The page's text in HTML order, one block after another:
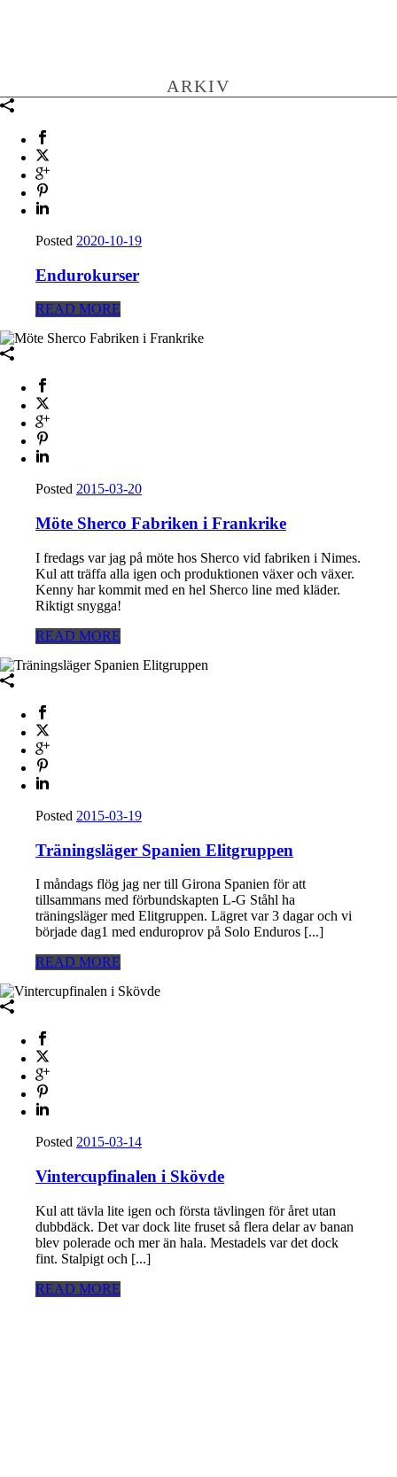
ARKIV
Posted 2020-10-19
Endurokurser
READ MORE
Posted 2015-03-20
Möte Sherco Fabriken i Frankrike
I fredags var jag på möte hos Sherco vid fabriken i Nimes.
Kul att träffa alla igen och produktionen växer och växer.
Kenny har kommit med en hel Sherco line med kläder.
Riktigt snygga!
READ MORE
Posted 2015-03-19
Träningsläger Spanien Elitgruppen
I måndags flög jag ner till Girona Spanien för att
tillsammans med förbundskapten L-G Ståhl ha
träningsläger med Elitgruppen. Lägret var 3 dagar och vi
började dag1 med enduroprov på Solo Enduros [...]
READ MORE
Posted 2015-03-14
Vintercupfinalen i Skövde
Kul att tävla lite igen och första tävlingen för året utan
dubbdäck. Det var dock lite fruset så flera delar av banan
blev polerade och mer än hala. Mestadels var det dock
fint. Stalpigt och [...]
READ MORE